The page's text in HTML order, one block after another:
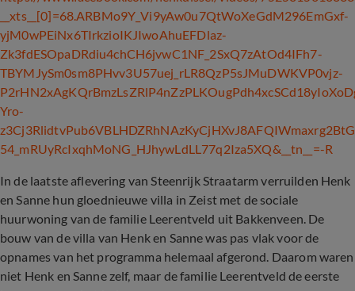
__xts__[0]=68.ARBMo9Y_Vi9yAw0u7QtWoXeGdM296EmGxf-
yjM0wPEiNx6TIrkzioIKJIwoAhuEFDlaz-
Zk3fdESOpaDRdiu4chCH6jvwC1NF_2SxQ7zAtOd4IFh7-
TBYMJySm0sm8PHvv3U57uej_rLR8QzP5sJMuDWKVP0vjz-
Yro-
54_mRUyRcIxqhMoNG_HJhywLdLL77q2Iza5XQ& __tn__=-R
In de laatste aflevering van Steenrijk Straatarm verruilden Henk
en Sanne hun gloednieuwe villa in Zeist met de sociale
huurwoning van de familie Leerentveld uit Bakkenveen. De
bouw van de villa van Henk en Sanne was pas vlak voor de
opnames van het programma helemaal afgerond. Daarom waren
niet Henk en Sanne zelf, maar de familie Leerentveld de eerste